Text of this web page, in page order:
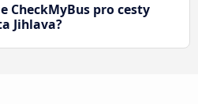
CheckMyBus pro cesty
Jihlava?